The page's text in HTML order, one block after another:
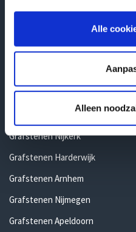
Alle
Alleen
Grafstenen Almelo
Grafstenen Rijssen
Gelderland
Grafstenen Barneveld
Grafstenen Nijkerk
Grafstenen Harderwijk
Grafstenen Arnhem
Grafstenen Nijmegen
Grafstenen Apeldoorn